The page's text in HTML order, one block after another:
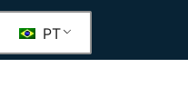
PT